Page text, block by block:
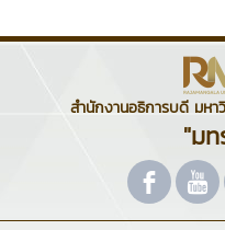
สำนักงานอธิการบดี มหา
"มท